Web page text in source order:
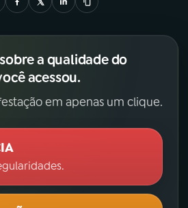
a qualidade do
acessou.
em apenas um clique.